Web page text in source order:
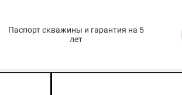
Паспорт скважины и гарантия на 5
лет